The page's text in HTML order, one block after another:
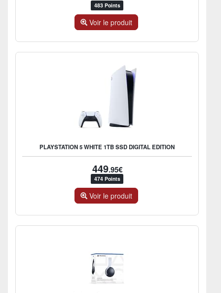
483 Points
Voir le produit
PLAYSTATION 5 WHITE 1TB SSD DIGITAL EDITION
449.95€
474 Points
Voir le produit